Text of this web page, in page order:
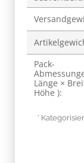
Pack-
Länge ×
Höhe ):
*